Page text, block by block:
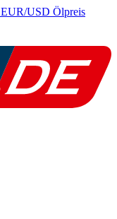
EUR/USD Ölpreis